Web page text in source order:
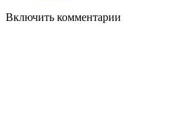
Включить комментарии